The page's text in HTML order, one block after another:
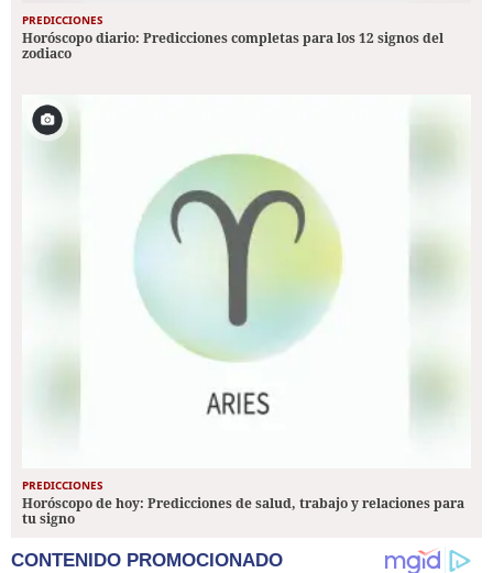
PREDICCIONES
Horóscopo diario: Predicciones completas para los 12 signos del
zodiaco
PREDICCIONES
Horóscopo de hoy: Predicciones de salud, trabajo y relaciones para
tu signo
CONTENIDO PROMOCIONADO